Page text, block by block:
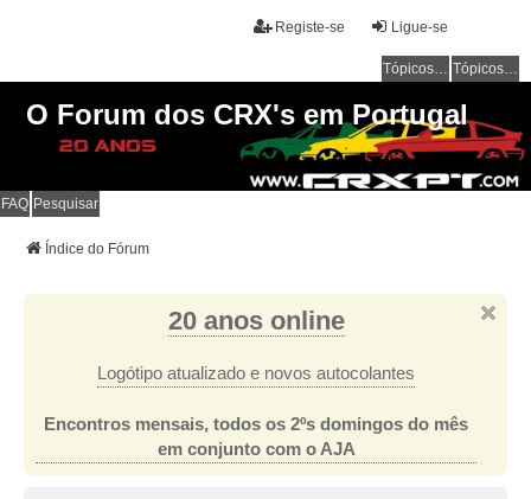
Ligue-se
Registe-se
Tópicos sem resposta Tópicos ativos
O Forum dos CRX's em Portugal
FAQ Pesquisar
Índice do Fórum
20 anos online
Logótipo atualizado e novos autocolantes
Encontros mensais, todos os 2ºs domingos do mês
em conjunto com o AJA